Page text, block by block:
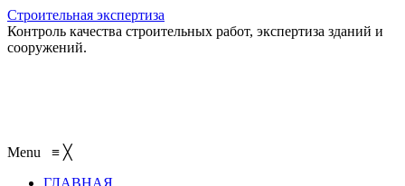
Строительная экспертиза
Контроль качества строительных работ, экспертиза зданий и
сооружений.
Menu ≡ ╳
ГЛАВНАЯ